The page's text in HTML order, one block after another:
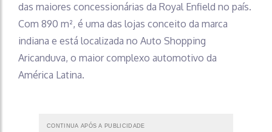
das maiores concessionárias da Royal Enfield no país.
Com 890 m², é uma das lojas conceito da marca
indiana e está localizada no Auto Shopping
Aricanduva, o maior complexo automotivo da
América Latina.
CONTINUA APÓS A PUBLICIDADE